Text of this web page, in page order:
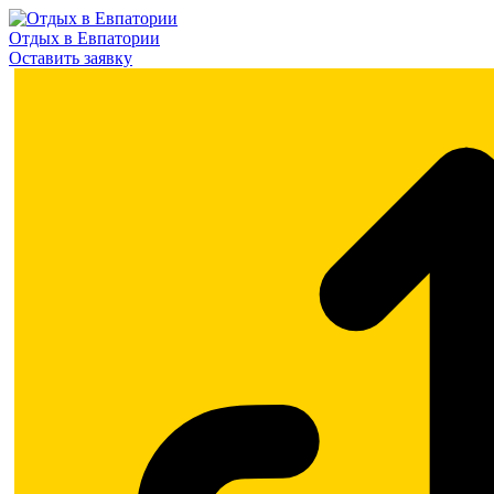
Отдых в Евпатории
Оставить заявку